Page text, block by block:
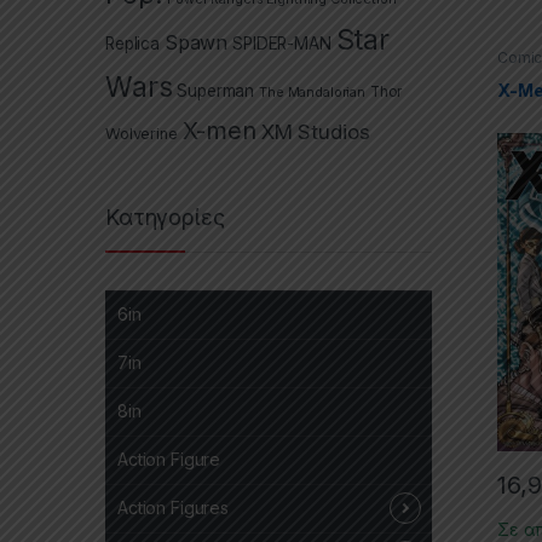
(TPs),
X-
Σε
Replica Spawn SPIDER-MAN Star
Wars Superman The Mandalorian Thor
Wolverine X-men XM Studios
Κατηγορίες
6in
7in
8in
Action Figure
Action Figures